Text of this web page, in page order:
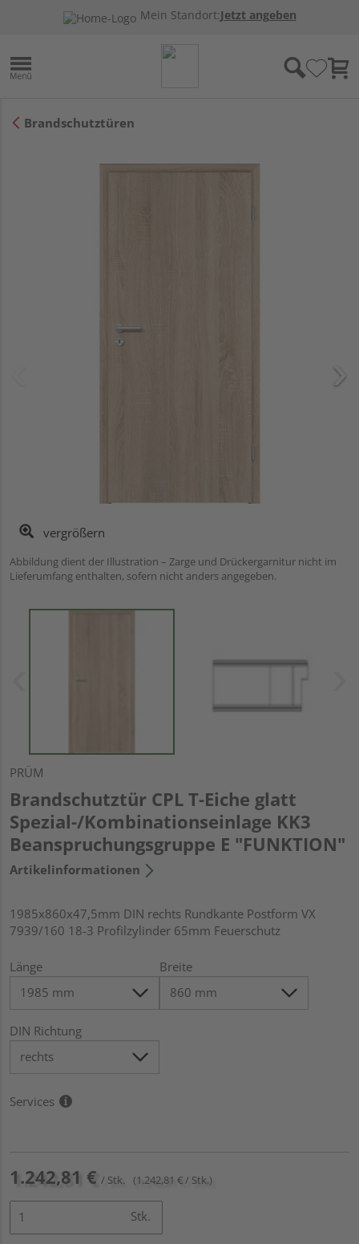
Mein Standort:Jetzt angeben
Brandschutztüren
vergrößern
Abbildung dient der Illustration – Zarge und Drückergarnitur nicht im
Lieferumfang enthalten, sofern nicht anders angegeben.
PRÜM
Brandschutztür CPL T-Eiche glatt
Spezial-/Kombinationseinlage KK3
Beanspruchungsgruppe E "FUNKTION"
Artikelinformationen
1985x860x47,5mm DIN rechts Rundkante Postform VX
7939/160 18-3 Profilzylinder 65mm Feuerschutz
Länge Breite
DIN Richtung
Services
1.242,81 € / Stk. (1.242,81 € / Stk.)
Stk.